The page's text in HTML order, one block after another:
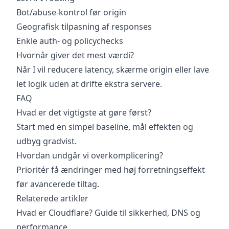
Bot/abuse-kontrol før origin
Geografisk tilpasning af responses
Enkle auth- og policychecks
Hvornår giver det mest værdi?
Når I vil reducere latency, skærme origin eller lave
let logik uden at drifte ekstra servere.
FAQ
Hvad er det vigtigste at gøre først?
Start med en simpel baseline, mål effekten og
udbyg gradvist.
Hvordan undgår vi overkomplicering?
Prioritér få ændringer med høj forretningseffekt
før avancerede tiltag.
Relaterede artikler
Hvad er Cloudflare? Guide til sikkerhed, DNS og